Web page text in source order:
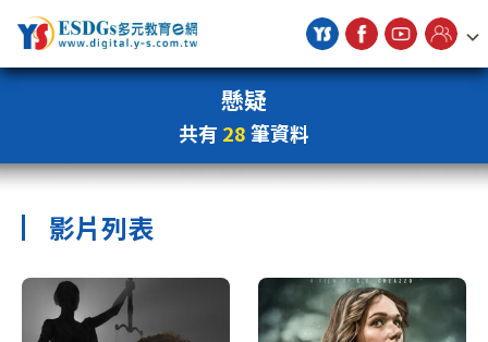
宇勗公播平台
懸疑
共有 28筆資料
影片列表